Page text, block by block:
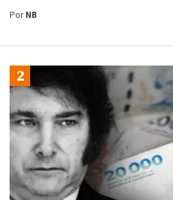
PorNB